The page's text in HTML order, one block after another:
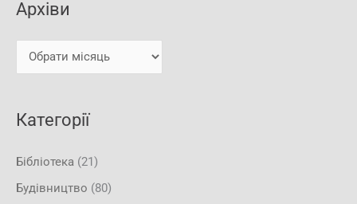
а
т
Архіви
Категорії
Бібліотека (21)
Будівництво (80)